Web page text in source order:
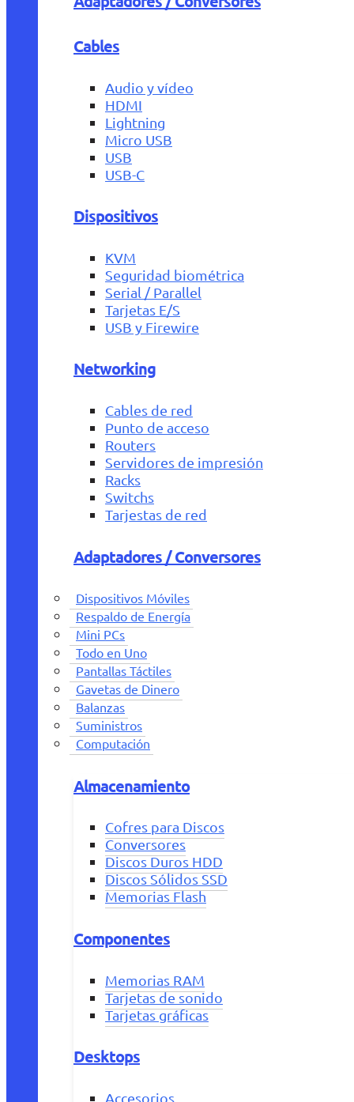
Cables
Audio y vídeo
HDMI
Lightning
Micro USB
USB
USB-C
Dispositivos
KVM
Seguridad biométrica
Serial / Parallel
Tarjetas E/S
USB y Firewire
Networking
Cables de red
Punto de acceso
Routers
Servidores de impresión
Racks
Switchs
Tarjestas de red
Adaptadores / Conversores
Dispositivos Móviles
Respaldo de Energía
Mini PCs
Todo en Uno
Pantallas Táctiles
Gavetas de Dinero
Balanzas
Suministros
Computación
Almacenamiento
Cofres para Discos
Conversores
Discos Duros HDD
Discos Sólidos SSD
Memorias Flash
Componentes
Memorias RAM
Tarjetas de sonido
Tarjetas gráficas
Desktops
Accesorios